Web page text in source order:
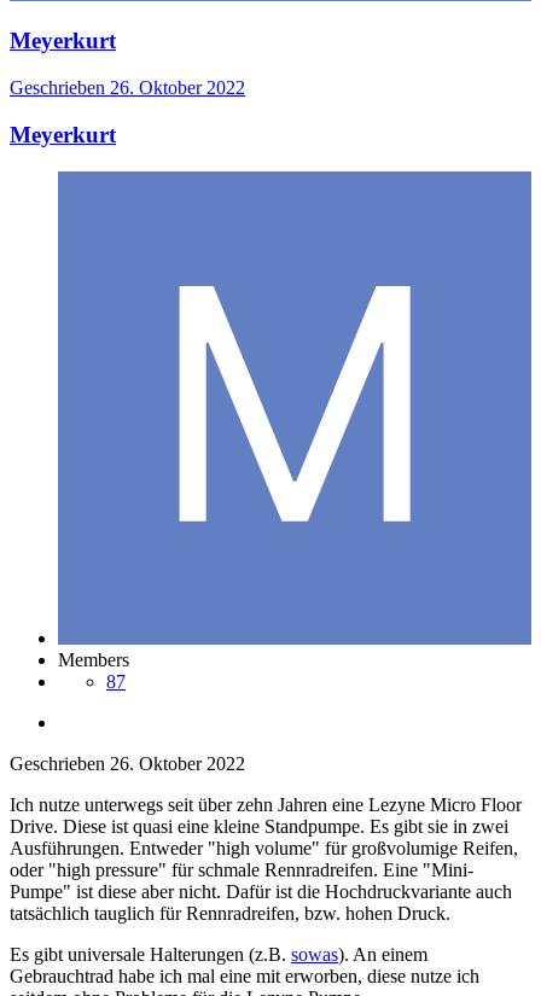
Meyerkurt
Geschrieben 26. Oktober 2022
Meyerkurt
Members
87
Geschrieben 26. Oktober 2022
Ich nutze unterwegs seit über zehn Jahren eine Lezyne Micro Floor
Drive. Diese ist quasi eine kleine Standpumpe. Es gibt sie in zwei
Ausführungen. Entweder "high volume" für großvolumige Reifen,
oder "high pressure" für schmale Rennradreifen. Eine "Mini-
Pumpe" ist diese aber nicht. Dafür ist die Hochdruckvariante auch
tatsächlich tauglich für Rennradreifen, bzw. hohen Druck.
Es gibt universale Halterungen (z.B. sowas). An einem
Gebrauchtrad habe ich mal eine mit erworben, diese nutze ich